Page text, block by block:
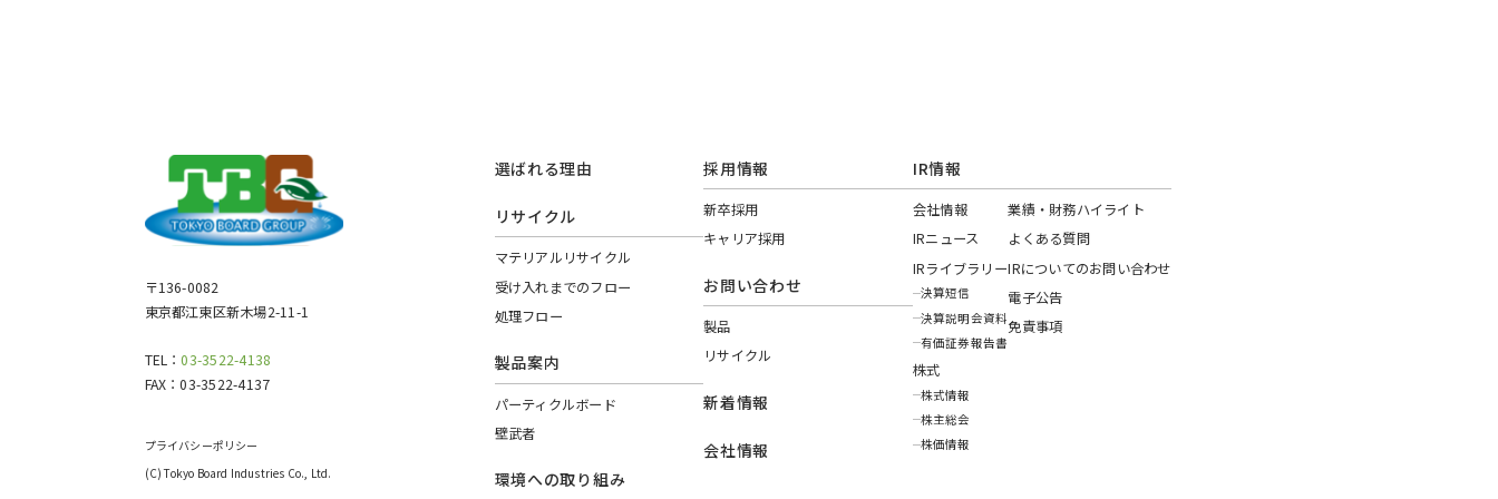
〒136-0082
東京都江東区新木場2-11-1
TEL：03-3522-4138
FAX：03-3522-4137
プライバシーポリシー
(C) Tokyo Board Industries Co., Ltd.
選ばれる理由
リサイクル
マテリアルリサイクル
受け入れまでのフロー
処理フロー
製品案内
パーティクルボード
壁武者
環境への取り組み
採用情報
新卒採用
キャリア採用
お問い合わせ
製品
リサイクル
新着情報
会社情報
IR情報
会社情報
IRニュース
IRライブラリー
決算短信
決算説明会資料
有価証券報告書
株式
株式情報
株主総会
株価情報
業績・財務ハイライト
よくある質問
IRについてのお問い合わせ
電子公告
免責事項